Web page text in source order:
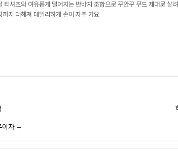
셔츠와 여유롭게 떨어지는 반바지 조합으로 꾸안꾸 무드 제대로 살
지 더해져 데일리하게 손이 자주 가요
이자